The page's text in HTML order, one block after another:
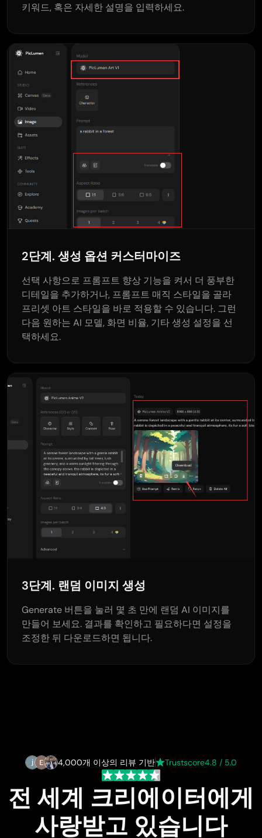
키워드, 혹은 자세한 설명을 입력하세요.
2단계. 생성 옵션 커스터마이즈
선택 사항으로 프롬프트 향상 기능을 켜서 더 풍부한
디테일을 추가하거나, 프롬프트 매직 스타일을 골라
프리셋 아트 스타일을 바로 적용할 수 있습니다. 그런
다음 원하는 AI 모델, 화면 비율, 기타 생성 설정을 선
택하세요.
3단계. 랜덤 이미지 생성
Generate 버튼을 눌러 몇 초 만에 랜덤 AI 이미지를
만들어 보세요. 결과를 확인하고 필요하다면 설정을
조정한 뒤 다운로드하면 됩니다.
4,000개 이상의 리뷰 기반 Trustscore4.8 / 5.0
전 세계 크리에이터에게
사랑받고 있습니다